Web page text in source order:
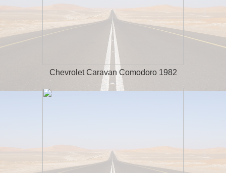
Chevrolet Caravan Comodoro 1982